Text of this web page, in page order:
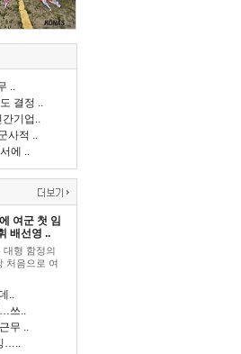
..
결정 ..
간기업..
사적 ..
에 ..
여군 첫 임
배선영 ..
대형 함정의
처음으로 여
..
…쓰..
무 ..
…..